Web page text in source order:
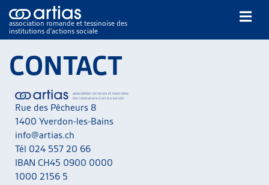
association romande et tessinoise des
institutions d’actions sociale
NOS PUBLICATIONS
ARTICLES
DOSSIERS DU MOIS
CONTACT
Rue des Pêcheurs 8
1400 Yverdon-les-Bains
info@artias.ch
Tél 024 557 20 66
IBAN CH45 0900 0000
1000 2156 5